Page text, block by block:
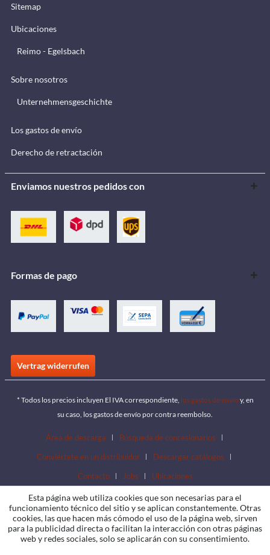
Sitemap
Ubicaciones
Reimo - Egelsbach
Sobre nosotros
Unternehmensgeschichte
Los gastos de envío
Derecho de retractación
Enviamos nuestros pedidos con
Formas de pago
Vertrag widerrufen
* Todos los precios incluyen El IVA correspondiente, los gastos de envío y, en
su caso, los gastos de envío por contra reembolso.
Área de descarga
Búsqueda de concesionarios
Conviértete en un distribuidor
Descargar catálogos
Contacto
Jobs Ubicaciones
Esta página web utiliza cookies que son necesarias para el
funcionamiento técnico del sitio y se aplican constantemente. Otras
cookies, las que hacen más cómodo el uso de la página web, sirven
para la publicidad directa o facilitan la interacción con otras páginas
web y redes sociales, solo se aplicarán con su consentimiento.